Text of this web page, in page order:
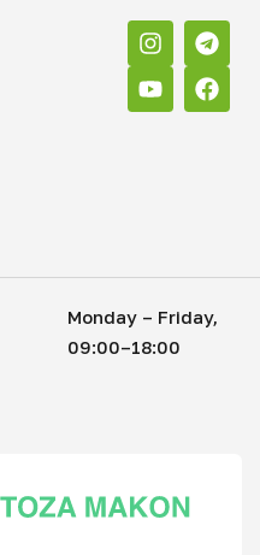
Monday – Friday,
09:00–18:00